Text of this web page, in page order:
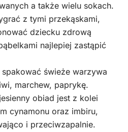
a także wielu sokach.
z tymi przekąskami,
dziecku zdrową
najlepiej zastąpić
świeże warzywa
marchew, paprykę.
obiad jest z kolei
cynamonu oraz imbiru,
i przeciwzapalnie.